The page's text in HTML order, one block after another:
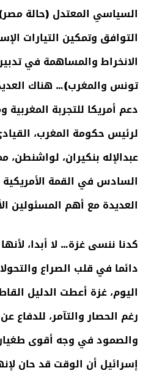
السياسي المعتدل (حالة
التوافق وتمكين التيارات
الانخراط والمساهمة في
تونس والمغرب)… هناك
دعم أمريكا للتجربة المغربية
لرئيس حكومة المغرب،
عبدالإله بنكيران، لواشنطن،
السادس في القمة الأمريكية
العديدة مع أهم المسئولين
كدنا ننسى غزة… لا أبدا،
دائما في قلب الصراع
اليوم، غزة أعطت الدليل
رغم الحصار والتآمر، للدفاع
والصمود في وجه أقوى
إسرائيل أن الوقت قد حان